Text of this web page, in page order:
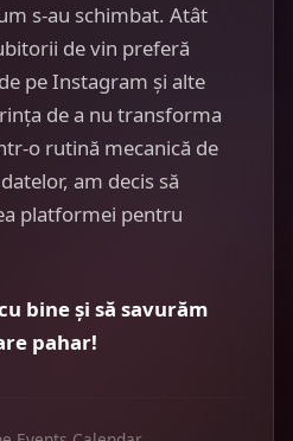
s-au schimbat. Atât
de vin preferă
pe Instagram și alte
de a nu transforma
o rutină mecanică de
am decis să
platformei pentru
bine și să savurăm
pahar!